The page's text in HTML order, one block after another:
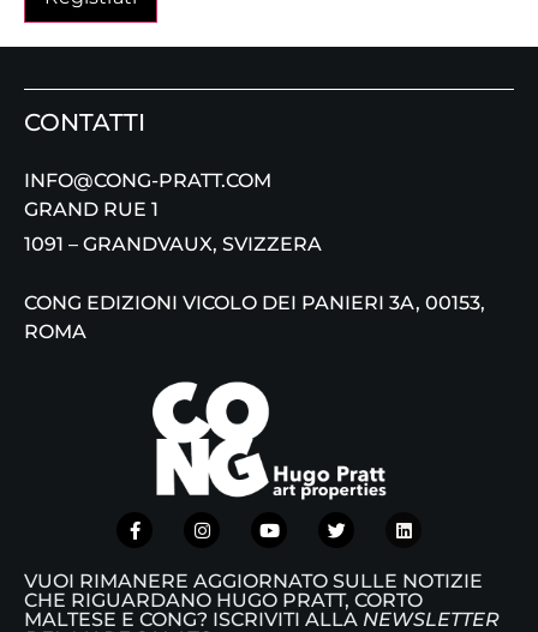
CONTATTI
INFO@CONG-PRATT.COM
GRAND RUE 1
1091 – GRANDVAUX, SVIZZERA
CONG EDIZIONI VICOLO DEI PANIERI 3A, 00153,
ROMA
VUOI RIMANERE AGGIORNATO SULLE NOTIZIE
CHE RIGUARDANO HUGO PRATT, CORTO
MALTESE E CONG? ISCRIVITI ALLA NEWSLETTER